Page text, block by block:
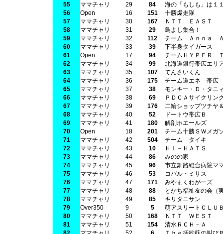
55
ママチャリ 29 84
海の「もしも」は１
56
Open 16 151
十勝爆走隊
57
ママチャリ 30 167
ＮＴＴ ＥＡＳＴ
58
ママチャリ 31 29
鳥よし集合！
59
ママチャリ 32 112
チーム Ａｎｎａ
60
ママチャリ 33 39
下半身タイガース
61
Open 17 94
チームＨＹＰＥＲ
62
ママチャリ 34 99
北海道銀行帯広エリ
63
ママチャリ 35 107
てんさいくん
64
ママチャリ 36 175
チーム道エネ 帯広
65
ママチャリ 37 38
モンキー・Ｄ・タニ
66
ママチャリ 38 69
ＰＤＣＡサイクリン
67
ママチャリ 39 176
二輪ショップツチヤ
68
ママチャリ 40 52
ドートウ帯広Ｂ
69
ママチャリ 41 180
解剖ホエールズ
70
Open 18 201
チーム十勝ＳＷメガ
71
ママチャリ 42 504
チーム タイキ
72
ママチャリ 43 10
ＨＩ－ＨＡＴＳ
73
ママチャリ 44 86
みのの家
74
ママチャリ 45 96
市立釧路総合病院マ
75
ママチャリ 46 53
コバル・ミサス
76
ママチャリ 47 171
みやまくわがーズ
77
ママチャリ 48 88
とかち福祉友の会（
78
ママチャリ 49 85
キリタニサン
79
Over350 9 5
萌アスリートＣＬＵ
80
ママチャリ 50 168
ＮＴＴ ＷＥＳＴ
81
ママチャリ 51 154
清水ＲＣＨ－Ａ